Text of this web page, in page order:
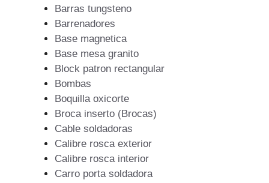
Barras tungsteno
Barrenadores
Base magnetica
Base mesa granito
Block patron rectangular
Bombas
Boquilla oxicorte
Broca inserto (Brocas)
Cable soldadoras
Calibre rosca exterior
Calibre rosca interior
Carro porta soldadora